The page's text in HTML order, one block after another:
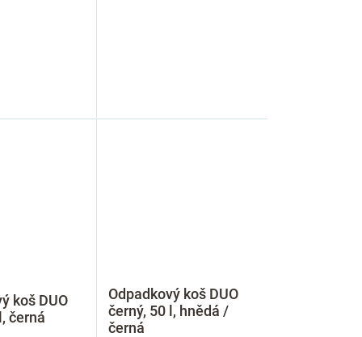
koš DUO
černá
Odpadkový koš DUO
černý, 50 l, hnědá /
černá